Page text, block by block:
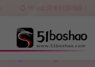
HI，欢迎来到源码屋！